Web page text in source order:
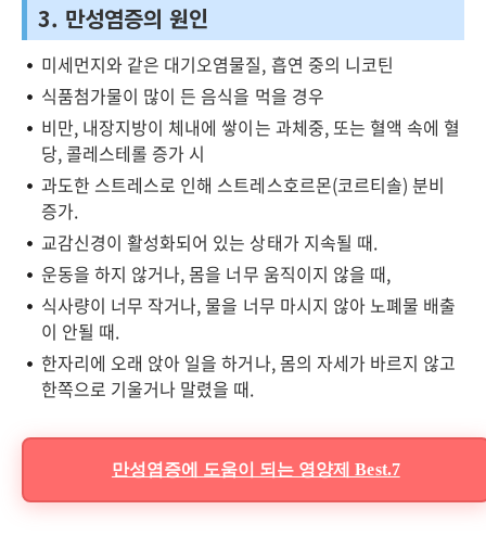
3. 만성염증의 원인
미세먼지와 같은 대기오염물질, 흡연 중의 니코틴
식품첨가물이 많이 든 음식을 먹을 경우
비만, 내장지방이 체내에 쌓이는 과체중, 또는 혈액 속에 혈
당, 콜레스테롤 증가 시
과도한 스트레스로 인해 스트레스호르몬(코르티솔) 분비
증가.
교감신경이 활성화되어 있는 상태가 지속될 때.
운동을 하지 않거나, 몸을 너무 움직이지 않을 때,
식사량이 너무 작거나, 물을 너무 마시지 않아 노폐물 배출
이 안될 때.
한자리에 오래 앉아 일을 하거나, 몸의 자세가 바르지 않고
한쪽으로 기울거나 말렸을 때.
만성염증에 도움이 되는 영양제 Best.7